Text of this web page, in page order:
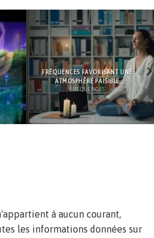
FRÉQUENCES FAVORISANT UNE
ATMOSPHÈRE PAISIBLE
FRÉQUENCES
à aucun courant,
les informations données sur